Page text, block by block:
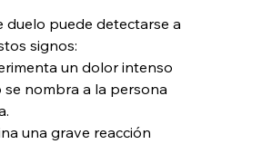
duelo puede detectarse a
signos:
un dolor intenso
se nombra a la persona
una grave reacción